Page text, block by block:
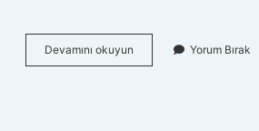
Devamını okuyun
Birimi
Yorum Bırak